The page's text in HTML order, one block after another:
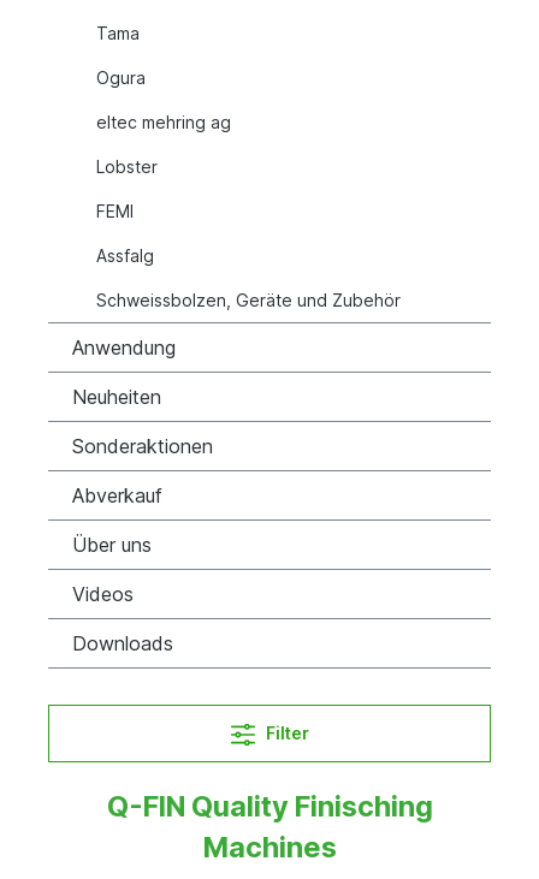
Tama
Ogura
eltec mehring ag
Lobster
FEMI
Assfalg
Schweissbolzen, Geräte und Zubehör
Anwendung
Neuheiten
Sonderaktionen
Abverkauf
Über uns
Videos
Downloads
Filter
Q-FIN Quality Finisching
Machines